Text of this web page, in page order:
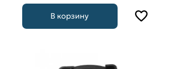
В корзину